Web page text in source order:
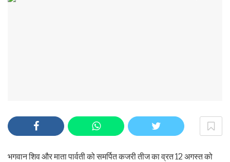
भगवान शिव और माता पार्वती को समर्पित कजरी तीज का व्रत 12 अगस्त को